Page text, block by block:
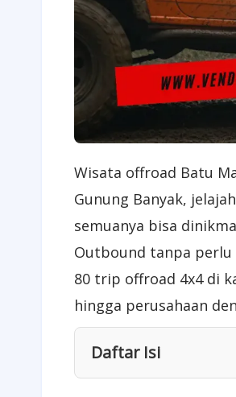
Wisata offroad Batu
Gunung Banyak,
semuanya bisa
Outbound tanpa
80 trip offroad 4x4 di
hingga perusahaan
Daftar Isi